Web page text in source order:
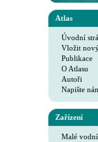
Atlas
Úvodní
Vložit
Publikace
O Atlasu
Autoři
Napište
Zařízení
Malé